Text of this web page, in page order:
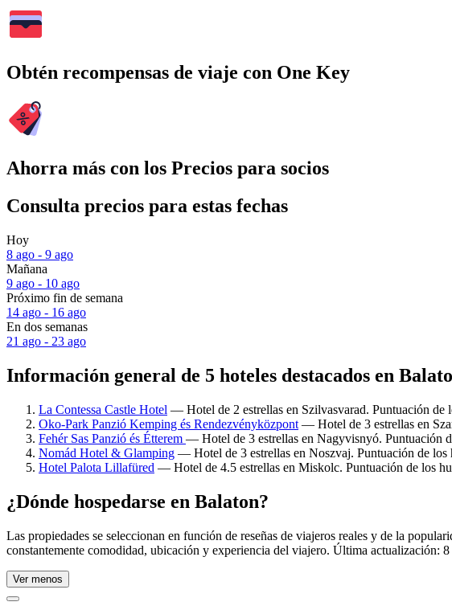
Obtén recompensas de viaje con One Key
Ahorra más con los Precios para socios
Consulta precios para estas fechas
Hoy
8 ago - 9 ago
Mañana
9 ago - 10 ago
Próximo fin de semana
14 ago - 16 ago
En dos semanas
21 ago - 23 ago
Información general de 5 hoteles destacados en
La Contessa Castle Hotel — Hotel de 2 estrellas en Szilvasvarad. Puntuación de
Oko-Park Panzió Kemping és Rendezvényközpont — Hotel de 3 estrellas en
Fehér Sas Panzió és Étterem — Hotel de 3 estrellas en Nagyvisnyó. Puntuación
Nomád Hotel & Glamping — Hotel de 3 estrellas en Noszvaj. Puntuación de los
Hotel Palota Lillafüred — Hotel de 4.5 estrellas en Miskolc. Puntuación de los
¿Dónde hospedarse en Balaton?
Las propiedades se seleccionan en función de reseñas de viajeros reales y de la
constantemente comodidad, ubicación y experiencia del viajero. Última actualización: 8
Ver menos